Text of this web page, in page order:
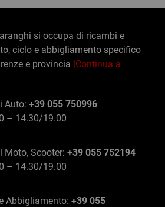
si occupa di ricambi e
ciclo e abbigliamento specifico
e provincia [Continua a
Auto: +39 055 750996
– 14.30/19.00
Moto, Scooter: +39 055 752194
– 14.30/19.00
Abbigliamento: +39 055